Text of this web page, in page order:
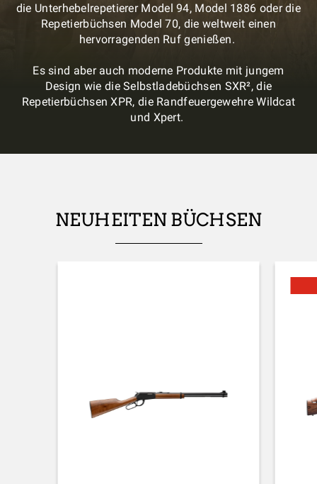
die Unterhebelrepetierer Model 94, Model 1886 oder die
Repetierbüchsen Model 70, die weltweit einen
hervorragenden Ruf genießen.
Es sind aber auch moderne Produkte mit jungem
Design wie die Selbstladebüchsen SXR², die
Repetierbüchsen XPR, die Randfeuergewehre Wildcat
und Xpert.
NEUHEITEN BÜCHSEN